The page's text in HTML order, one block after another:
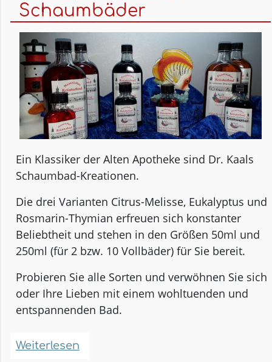
Schaumbäder
Ein Klassiker der Alten Apotheke sind Dr. Kaals
Schaumbad-Kreationen.
Die drei Varianten Citrus-Melisse, Eukalyptus und
Rosmarin-Thymian erfreuen sich konstanter
Beliebtheit und stehen in den Größen 50ml und
250ml (für 2 bzw. 10 Vollbäder) für Sie bereit.
Probieren Sie alle Sorten und verwöhnen Sie sich
oder Ihre Lieben mit einem wohltuenden und
entspannenden Bad.
Weiterlesen